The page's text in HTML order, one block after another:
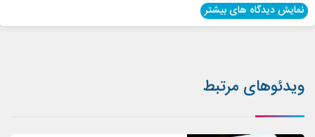
نمایش دیدگاه های بیشتر
ویدئوهای مرتبط